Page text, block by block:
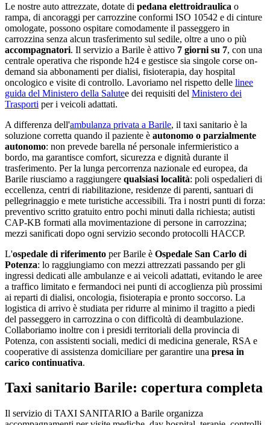
Le nostre auto attrezzate, dotate di pedana elettroidraulica o
rampa, di ancoraggi per carrozzine conformi ISO 10542 e di cinture
omologate, possono ospitare comodamente il passeggero in
carrozzina senza alcun trasferimento sul sedile, oltre a uno o più
accompagnatori. Il servizio a Barile è attivo 7 giorni su 7, con una
centrale operativa che risponde h24 e gestisce sia singole corse on-
demand sia abbonamenti per dialisi, fisioterapia, day hospital
oncologico e visite di controllo. Lavoriamo nel rispetto delle linee
guida del Ministero della Salutee dei requisiti del Ministero dei
Trasporti per i veicoli adattati.
A differenza dell'ambulanza privata a Barile, il taxi sanitario è la
soluzione corretta quando il paziente è autonomo o parzialmente
autonomo: non prevede barella né personale infermieristico a
bordo, ma garantisce comfort, sicurezza e dignità durante il
trasferimento. Per la lunga percorrenza nazionale ed europea, da
Barile riusciamo a raggiungere qualsiasi località: poli ospedalieri di
eccellenza, centri di riabilitazione, residenze di parenti, santuari di
pellegrinaggio e mete turistiche accessibili. Tra i nostri punti di forza:
preventivo scritto gratuito entro pochi minuti dalla richiesta; autisti
CAP-KB formati alla movimentazione di persone in carrozzina;
mezzi sanificati dopo ogni servizio secondo protocolli HACCP.
L'ospedale di riferimento perBarile è Ospedale San Carlo di
Potenza: lo raggiungiamo con mezzi attrezzati passando per gli
ingressi dedicati alle ambulanze e ai veicoli adattati, evitando le aree
a traffico limitato e fermandoci nei punti di accoglienza più prossimi
ai reparti di dialisi, oncologia, fisioterapia e pronto soccorso. La
logistica di arrivo è studiata per ridurre al minimo il tragitto a piedi
del passeggero in carrozzina o con difficoltà di deambulazione.
Collaboriamo inoltre con i presidi territoriali della provincia di
Potenza, con assistenti sociali, medici di medicina generale, RSA e
cooperative di assistenza domiciliare per garantire una presa in
carico continuativa.
Taxi sanitario Barile: copertura completa
Il servizio di TAXI SANITARIO a Barile organizza